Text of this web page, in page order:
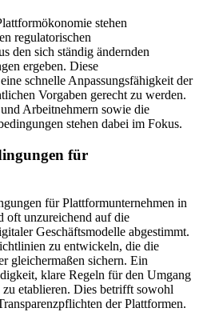
stehen
regulatorischen
den sich ständig ändernden
ergeben. Diese
schnelle Anpassungsfähigkeit der
Vorgaben gerecht zu werden.
Arbeitnehmern sowie die
stehen dabei im Fokus.
für
für Plattformunternehmen in
oft unzureichend auf die
Geschäftsmodelle abgestimmt.
zu entwickeln, die die
gleichermaßen sichern. Ein
klare Regeln für den Umgang
etablieren. Dies betrifft sowohl
der Plattformen.